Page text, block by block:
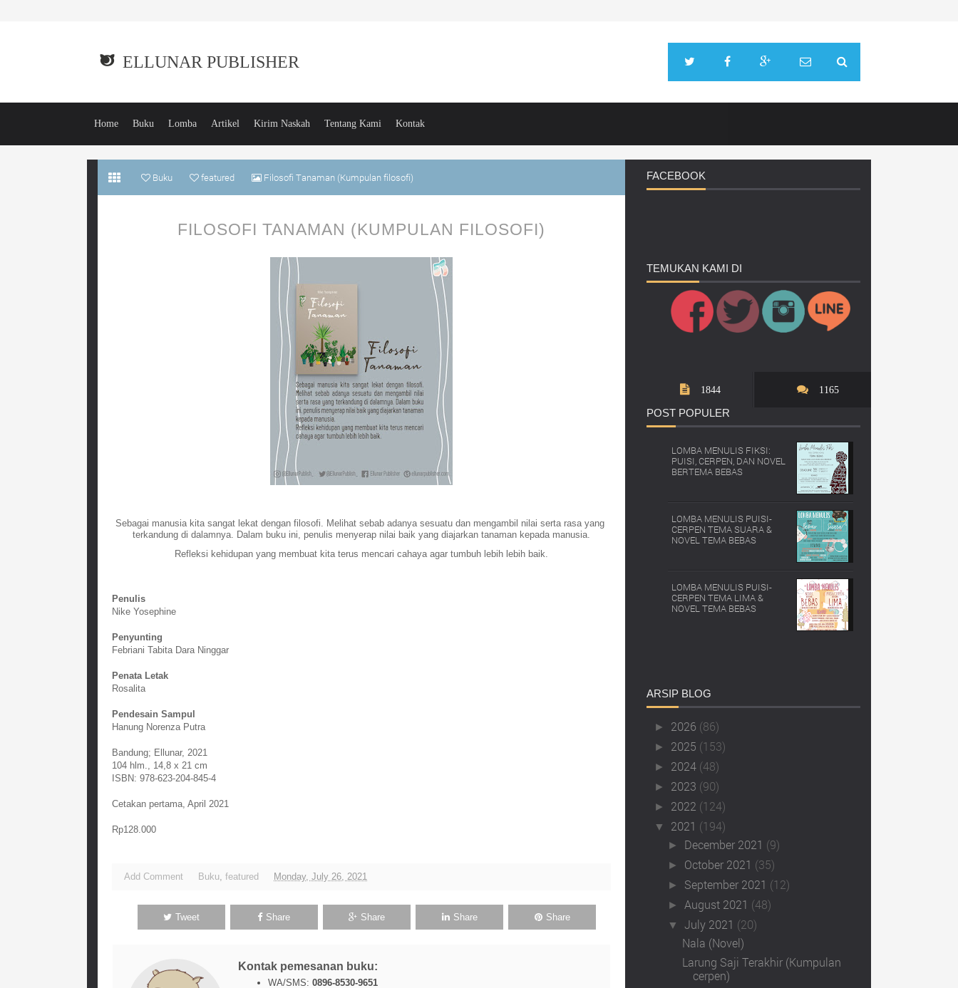
ELLUNAR PUBLISHER
Home Buku Lomba Artikel Kirim Naskah Tentang Kami Kontak
Buku featured Filosofi Tanaman (Kumpulan filosofi)
FILOSOFI TANAMAN (KUMPULAN FILOSOFI)
Sebagai manusia kita sangat lekat dengan filosofi. Melihat sebab adanya sesuatu dan mengambil nilai serta rasa yang
terkandung di dalamnya. Dalam buku ini, penulis menyerap nilai baik yang diajarkan tanaman kepada manusia.
Refleksi kehidupan yang membuat kita terus mencari cahaya agar tumbuh lebih lebih baik.
Penulis
Nike Yosephine
Penyunting
Febriani Tabita Dara Ninggar
Penata Letak
Rosalita
Pendesain Sampul
Hanung Norenza Putra
Bandung; Ellunar, 2021
104 hlm., 14,8 x 21 cm
ISBN: 978-623-204-845-4
Cetakan pertama, April 2021
Rp128.000
Add Comment Buku, featured Monday, July 26, 2021
Tweet Share Share Share Share
Kontak pemesanan buku:
WA/SMS:0896-8530-9651
FACEBOOK
TEMUKAN KAMI DI
1844 1165
POST POPULER
LOMBA MENULIS FIKSI:
PUISI, CERPEN, DAN NOVEL
BERTEMA BEBAS
LOMBA MENULIS PUISI-
CERPEN TEMA SUARA &
NOVEL TEMA BEBAS
LOMBA MENULIS PUISI-
CERPEN TEMA LIMA &
NOVEL TEMA BEBAS
ARSIP BLOG
► 2026 (86)
► 2025 (153)
► 2024 (48)
► 2023 (90)
► 2022 (124)
▼ 2021 (194)
► December 2021 (9)
► October 2021 (35)
► September 2021 (12)
► August 2021 (48)
▼July 2021 (20)
Nala (Novel)
Larung Saji Terakhir (Kumpulan
cerpen)